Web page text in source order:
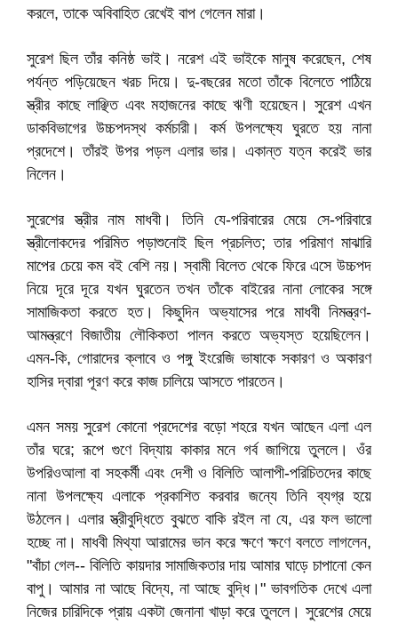
করলে, তাকে অবিবাহিত রেখেই বাপ গেলেন মারা।
সুরেশ ছিল তাঁর কনিষ্ঠ ভাই। নরেশ এই ভাইকে মানুষ করেছেন, শেষ
পর্যন্ত পড়িয়েছেন খরচ দিয়ে। দু-বছরের মতো তাঁকে বিলেতে পাঠিয়ে
স্ত্রীর কাছে লাঞ্ছিত এবং মহাজনের কাছে ঋণী হয়েছেন। সুরেশ এখন
ডাকবিভাগের উচ্চপদস্থ কর্মচারী। কর্ম উপলক্ষ্যে ঘুরতে হয় নানা
প্রদেশে। তাঁরই উপর পড়ল এলার ভার। একান্ত যত্ন করেই ভার
নিলেন।
সুরেশের স্ত্রীর নাম মাধবী। তিনি যে-পরিবারের মেয়ে সে-পরিবারে
স্ত্রীলোকদের পরিমিত পড়াশুনোই ছিল প্রচলিত; তার পরিমাণ মাঝারি
মাপের চেয়ে কম বই বেশি নয়। স্বামী বিলেত থেকে ফিরে এসে উচ্চপদ
নিয়ে দূরে দূরে যখন ঘুরতেন তখন তাঁকে বাইরের নানা লোকের সঙ্গে
সামাজিকতা করতে হত। কিছুদিন অভ্যাসের পরে মাধবী নিমন্ত্রণ-
আমন্ত্রণে বিজাতীয় লৌকিকতা পালন করতে অভ্যস্ত হয়েছিলেন।
এমন-কি, গোরাদের ক্লাবে ও পঙ্গু ইংরেজি ভাষাকে সকারণ ও অকারণ
হাসির দ্বারা পূরণ করে কাজ চালিয়ে আসতে পারতেন।
এমন সময় সুরেশ কোনো প্রদেশের বড়ো শহরে যখন আছেন এলা এল
তাঁর ঘরে; রূপে গুণে বিদ্যায় কাকার মনে গর্ব জাগিয়ে তুললে। ওঁর
উপরিওআলা বা সহকর্মী এবং দেশী ও বিলিতি আলাপী-পরিচিতদের কাছে
নানা উপলক্ষ্যে এলাকে প্রকাশিত করবার জন্যে তিনি ব্যগ্র হয়ে
উঠলেন। এলার স্ত্রীবুদ্ধিতে বুঝতে বাকি রইল না যে, এর ফল ভালো
হচ্ছে না। মাধবী মিথ্যা আরামের ভান করে ক্ষণে ক্ষণে বলতে লাগলেন,
"বাঁচা গেল-- বিলিতি কায়দার সামাজিকতার দায় আমার ঘাড়ে চাপানো কেন
বাপু। আমার না আছে বিদ্যে, না আছে বুদ্ধি।" ভাবগতিক দেখে এলা
নিজের চারিদিকে প্রায় একটা জেনানা খাড়া করে তুললে। সুরেশের মেয়ে